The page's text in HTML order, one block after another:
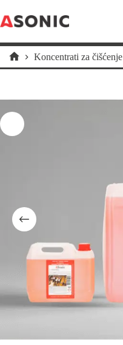
na
sadržaj
Početna
Koncentrati za čišćenje